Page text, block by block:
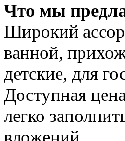
Что мы
Широкий
ванной,
детские, для
Доступная
легко